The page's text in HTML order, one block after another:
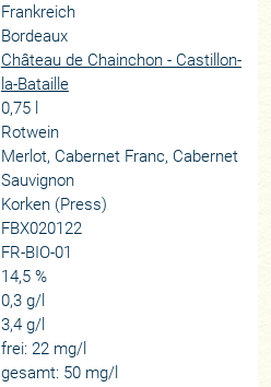
Frankreich
Bordeaux
Château de Chainchon - Castillon-
la-Bataille
0,75 l
Rotwein
Merlot, Cabernet Franc, Cabernet
Sauvignon
Korken (Press)
FBX020122
FR-BIO-01
14,5 %
0,3 g/l
3,4 g/l
frei: 22 mg/l
gesamt: 50 mg/l